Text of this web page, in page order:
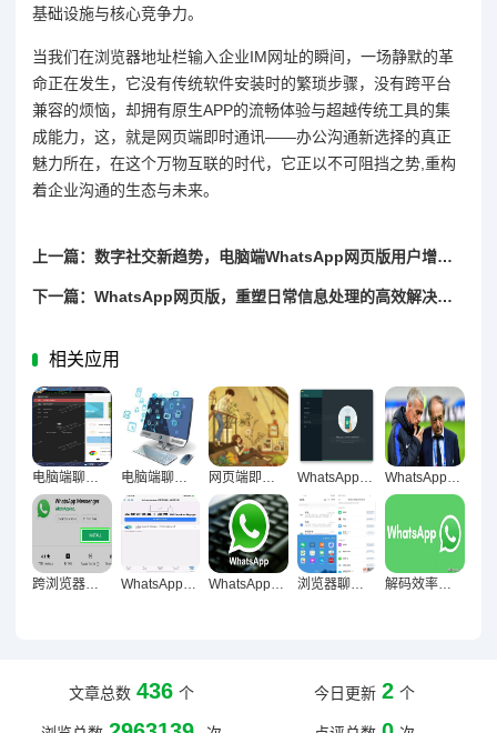
基础设施与核心竞争力。
当我们在浏览器地址栏输入企业IM网址的瞬间，一场静默的革
命正在发生，它没有传统软件安装时的繁琐步骤，没有跨平台
兼容的烦恼，却拥有原生APP的流畅体验与超越传统工具的集
成能力，这，就是网页端即时通讯——办公沟通新选择的真正
魅力所在，在这个万物互联的时代，它正以不可阻挡之势,重构
着企业沟通的生态与未来。
上一篇：数字社交新趋势，电脑端WhatsApp网页版用户增长潮
下一篇：WhatsApp网页版，重塑日常信息处理的高效解决方案
相关应用
电脑端聊天工具，重构职场沟通生态的核心引擎 WhatsApp网页版对团队协作效率的影响，沟通模式与效能全景解析
跨浏览器实战，WhatsApp网页版Chrome与Safari深度体验对比解析 WhatsApp网页版整理聊天记录便利性深度解析与实操指南 WhatsApp网页版多对话管理，效率与体验的双重革新 浏览器聊天革命，现代日常沟通的新常态与底层逻辑探微 解码效率革命，WhatsApp网页版重构信息处理新范式
文章总数 436 个 今日更新 2 个